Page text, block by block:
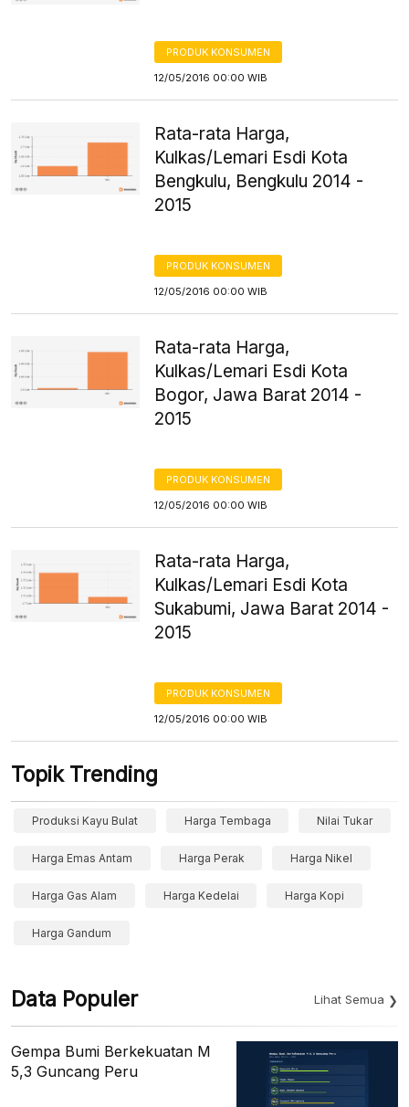
PRODUK KONSUMEN
12/05/2016 00:00 WIB
Rata-rata Harga,
Kulkas/Lemari Esdi Kota
Bengkulu, Bengkulu 2014 -
2015
PRODUK KONSUMEN
12/05/2016 00:00 WIB
Rata-rata Harga,
Kulkas/Lemari Esdi Kota
Bogor, Jawa Barat 2014 -
2015
PRODUK KONSUMEN
12/05/2016 00:00 WIB
Rata-rata Harga,
Kulkas/Lemari Esdi Kota
Sukabumi, Jawa Barat 2014 -
2015
PRODUK KONSUMEN
12/05/2016 00:00 WIB
Topik Trending
Produksi Kayu Bulat Harga Tembaga Nilai Tukar
Harga Emas Antam Harga Perak Harga Nikel
Harga Gas Alam Harga Kedelai Harga Kopi
Harga Gandum
Data Populer Lihat Semua
Gempa Bumi Berkekuatan M
5,3 Guncang Peru